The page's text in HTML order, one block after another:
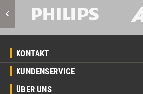
KONTAKT
KUNDENSERVICE
ÜBER UNS